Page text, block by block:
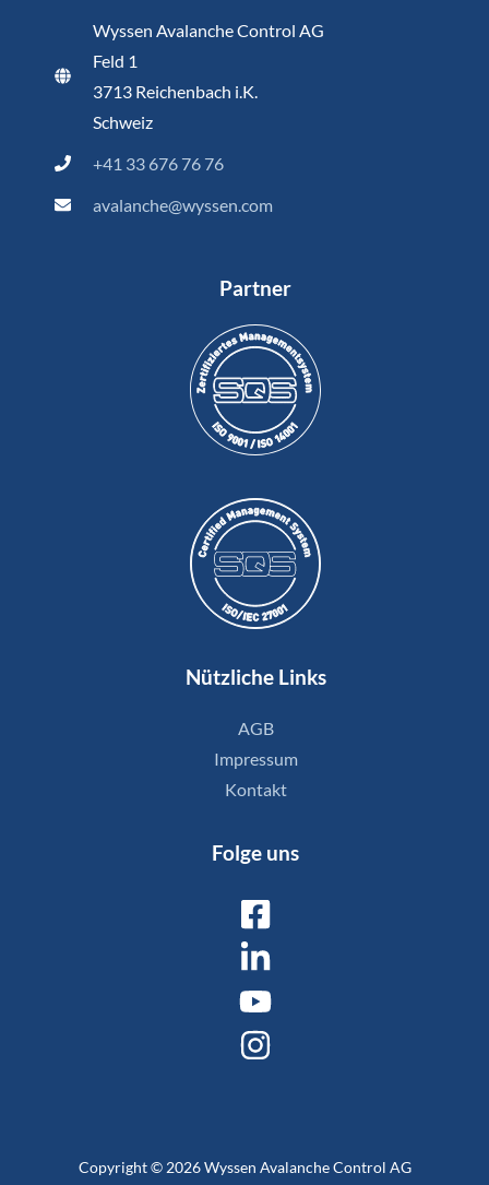
Wyssen Avalanche Control AG
Feld 1
3713 Reichenbach i.K.
Schweiz
+41 33 676 76 76
avalanche@wyssen.com
Partner
Nützliche Links
AGB
Impressum
Kontakt
Folge uns
Copyright © 2026 Wyssen Avalanche Control AG